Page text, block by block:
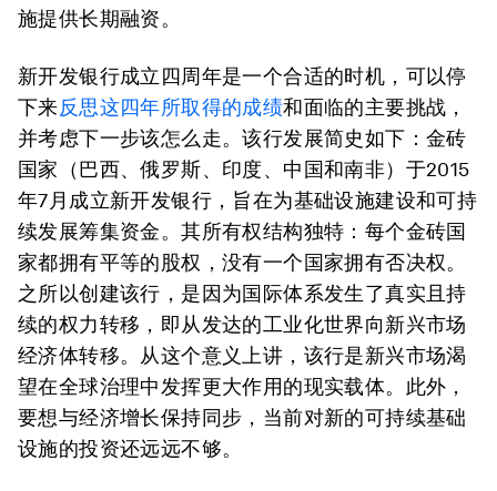
施提供长期融资。
新开发银行成立四周年是一个合适的时机，可以停
下来反思这四年所取得的成绩和面临的主要挑战，
并考虑下一步该怎么走。该行发展简史如下：金砖
国家（巴西、俄罗斯、印度、中国和南非）于2015
年7月成立新开发银行，旨在为基础设施建设和可持
续发展筹集资金。其所有权结构独特：每个金砖国
家都拥有平等的股权，没有一个国家拥有否决权。
之所以创建该行，是因为国际体系发生了真实且持
续的权力转移，即从发达的工业化世界向新兴市场
经济体转移。从这个意义上讲，该行是新兴市场渴
望在全球治理中发挥更大作用的现实载体。此外，
要想与经济增长保持同步，当前对新的可持续基础
设施的投资还远远不够。